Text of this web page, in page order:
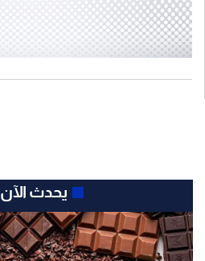
يحدث الآن